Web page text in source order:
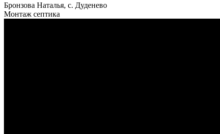
Бронзова Наталья, с. Дуденево
Монтаж септика